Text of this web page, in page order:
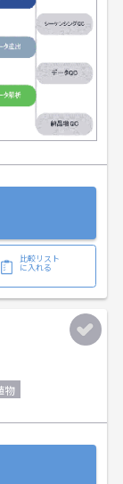
比較リスト
に入れる
物